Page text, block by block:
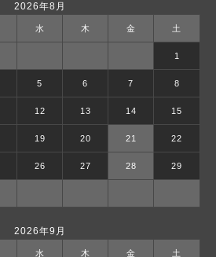
2026年8月
水 木 金 土
1
5 6 7 8
12 13 14 15
19 20 21 22
26 27 28 29
2026年9月
水 木 金 土